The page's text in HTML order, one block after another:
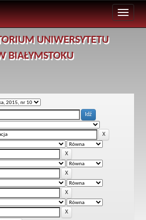
UNIWERSYTETU
BIAŁYMSTOKU